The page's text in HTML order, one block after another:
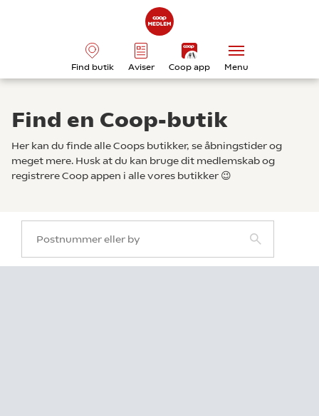
Find butik Aviser Coop app Menu
Find en Coop-butik
Her kan du finde alle Coops butikker, se åbningstider og
meget mere. Husk at du kan bruge dit medlemskab og
registrere Coop appen i alle vores butikker 😉